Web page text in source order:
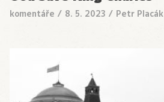
komentáře / 8. 5. 2023 / Petr Placák